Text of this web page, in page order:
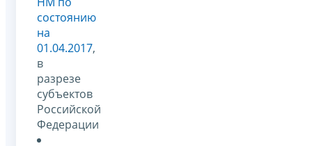
состоянию
на
01.04.2017,
в
разрезе
субъектов
Российской
Федерации